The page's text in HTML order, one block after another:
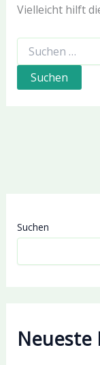
Vielleicht hilft
Suchen
nach:
Suchen
Neueste